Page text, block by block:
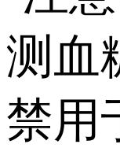
测血
禁用